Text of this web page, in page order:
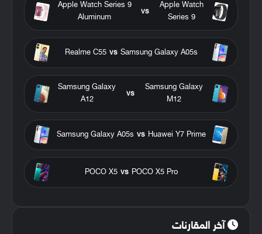
Apple Watch
Series 9
vs
Apple Watch Series 9
Aluminum
Samsung Galaxy A05s
vs
Realme C55
Samsung Galaxy
M12
vs
Samsung Galaxy
A12
Huawei Y7 Prime
vs
Samsung Galaxy A05s
POCO X5 Pro
vs
POCO X5
آخر المقارنات